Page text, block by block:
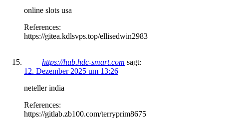
online slots usa
References:
https://gitea.kdlsvps.top/ellisedwin2983
https://hub.hdc-smart.com sagt:
12. Dezember 2025 um 13:26
neteller india
References:
https://gitlab.zb100.com/terryprim8675